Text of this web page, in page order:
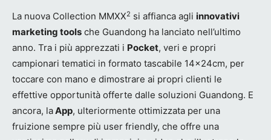
La nuova Collection MMXX2 si affianca agli innovativi
marketing tools che Guandong ha lanciato nell’ultimo
anno. Tra i più apprezzati i Pocket, veri e propri
campionari tematici in formato tascabile 14x24cm, per
toccare con mano e dimostrare ai propri clienti le
effettive opportunità offerte dalle soluzioni Guandong. E
ancora, laApp, ulteriormente ottimizzata per una
fruizione sempre più user friendly, che offre una